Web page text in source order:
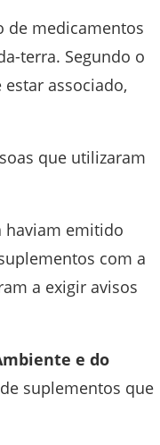
de medicamentos
terra. Segundo o
associado,
que utilizaram
haviam emitido
com a
a exigir avisos
e do
suplementos que